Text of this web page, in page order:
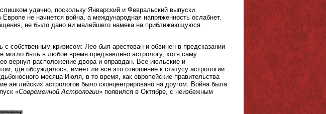
удачно, поскольку Январский и Февральский выпуски
не начнется война, а международная напряженность ослабнет.
не было дано ни малейшего намека на приближающуюся
собственным кризисом: Лео был арестован и обвинен в предсказании
могло быть в любое время предъявлено астрологу, хотя саму
вернул расположение двора и оправдан. Все июльские и
где обсуждалось, имеет ли все это отношение к статусу астрологии
месяца Июля, в то время, как европейские правительства
английских астрологов было сконцентрировано на другом. Война была
«Современной Астрологии» появился в Октябре, с неизбежным